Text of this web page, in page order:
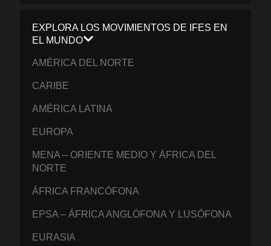
EXPLORA LOS MOVIMIENTOS DE IFES EN
EL MUNDO
AMÉRICA DEL NORTE
CARIBE
AMÉRICA LATINA
EUROPA
MENA – ORIENTE MEDIO Y ÁFRICA DEL
NORTE
ÁFRICA FRANCÓFONA
EPSA – ÁFRICA ANGLÓFONA Y LUSÓFONA
EURASIA